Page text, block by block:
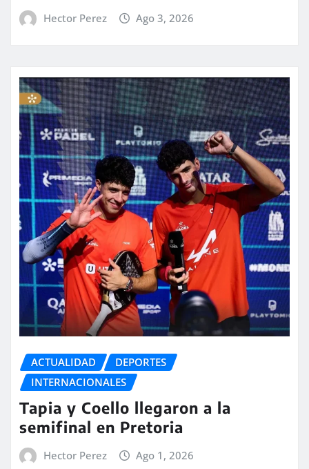
Hector Perez Ago 3, 2026
ACTUALIDAD
DEPORTES
INTERNACIONALES
Tapia y Coello llegaron a la
semifinal en Pretoria
Hector Perez Ago 1, 2026